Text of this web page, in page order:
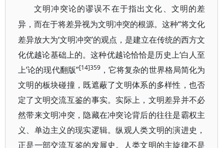
文明冲突论的谬误不在于指出文化、文明的差
异，而在于将差异视为文明冲突的根源。这种“将文化
差异放大为‘文明冲突’的观点，是建立在传统的西方文
化优越论基础上的。这种优越论恰恰是历史上‘白人至
上’论的现代翻版”[14]359，它将复杂的世界格局简化为
文明的板块碰撞，既遮蔽了文明体系的多样性，也否
定了文明交流互鉴的事实。实际上，文明差异并不必
然带来文明冲突，隐藏在冲突论背后的往往是霸权主
义、单边主义的现实逻辑。纵观人类文明的演进史，
正是一部交流互鉴的发展史。人类文明的主旋律不是